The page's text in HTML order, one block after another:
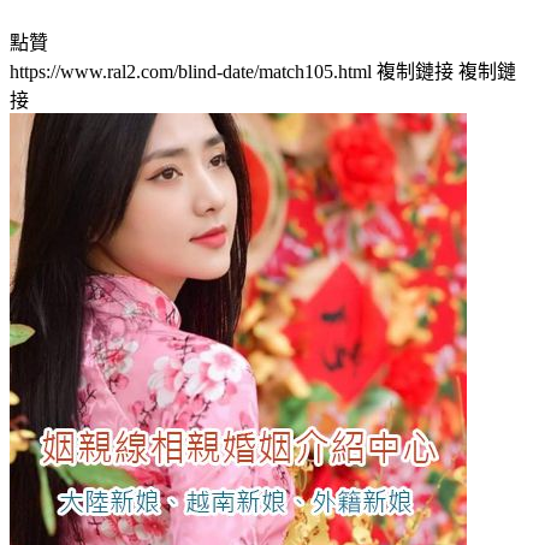
點贊
https://www.ral2.com/blind-date/match105.html 複制鏈接 複制鏈
接